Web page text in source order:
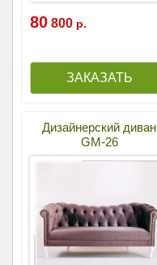
80 800 р.
Дизайнерский диван
GM-26